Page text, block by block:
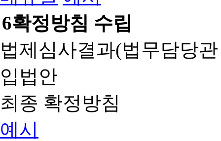
6확정방침 수립
법제심사결과(법무담당
입법안
최종 확정방침
예시